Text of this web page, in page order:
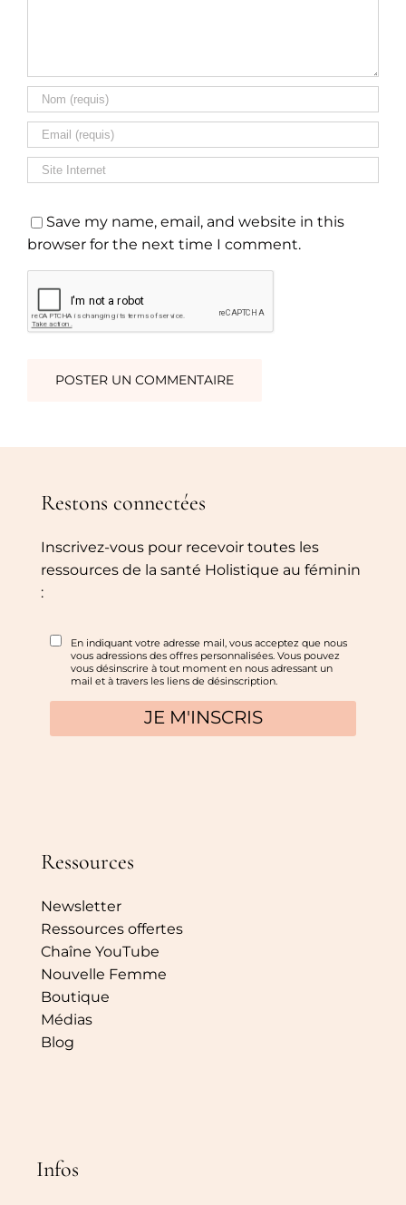
Save my name, email, and website in this
browser for the next time I comment.
Restons connectées
Inscrivez-vous pour recevoir toutes les
ressources de la santé Holistique au féminin
:
Ressources
Newsletter
Ressources offertes
Chaîne YouTube
Nouvelle Femme
Boutique
Médias
Blog
Infos